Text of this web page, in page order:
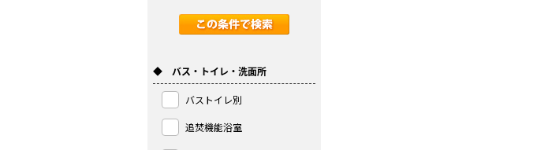
◆ バス・トイレ・洗面所
バストイレ別
追焚機能浴室